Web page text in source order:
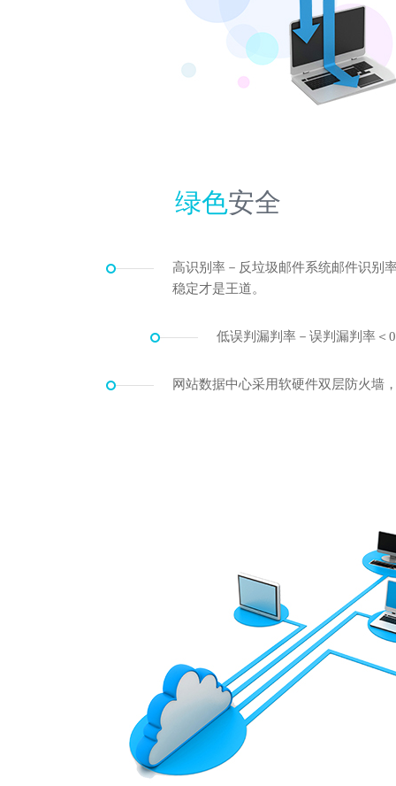
绿色安全
高识别率－反垃圾邮件系统邮件识别
稳定才是王道。
低误判漏判率－误判漏判率＜
网站数据中心采用软硬件双层防火墙